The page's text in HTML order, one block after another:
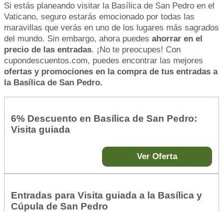
Si estás planeando visitar la Basílica de San Pedro en el
Vaticano, seguro estarás emocionado por todas las
maravillas que verás en uno de los lugares más sagrados
del mundo. Sin embargo, ahora puedes ahorrar en el
precio de las entradas. ¡No te preocupes! Con
cupondescuentos.com, puedes encontrar las mejores
ofertas y promociones en la compra de tus entradas a
la Basílica de San Pedro.
6% Descuento en Basílica de San Pedro:
Visita guiada
Ver Oferta
Entradas para Visita guiada a la Basílica y
Cúpula de San Pedro